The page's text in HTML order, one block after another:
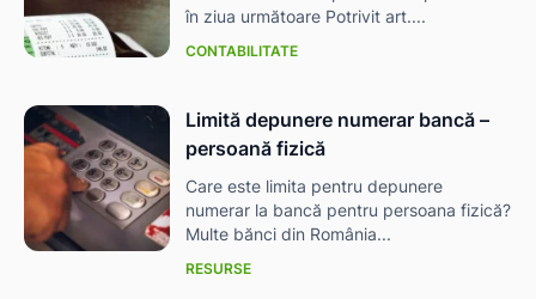
în ziua următoare Potrivit art....
CONTABILITATE
Limită depunere numerar bancă –
persoană fizică
Care este limita pentru depunere
numerar la bancă pentru persoana fizică?
Multe bănci din România...
RESURSE